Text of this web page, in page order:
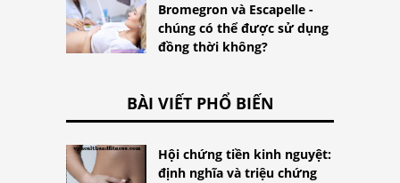
Bromegron và Escapelle -
chúng có thể được sử dụng
đồng thời không?
BÀI VIẾT PHỔ BIẾN
Hội chứng tiền kinh nguyệt:
định nghĩa và triệu chứng